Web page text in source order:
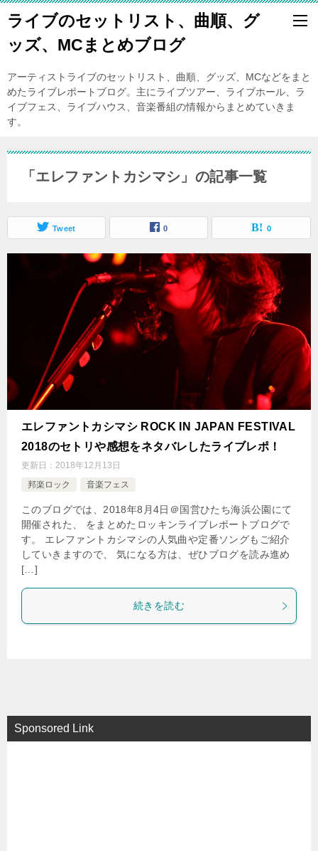
ライブのセットリスト、曲順、グ
ッズ、MCまとめブログ
アーティストライブのセットリスト、曲順、グッズ、MCなどをまと
めたライブレポートブログ。主にライブツアー、ライブホール、ラ
イブフェス、ライブハウス、音楽番組の情報からまとめていきま
す。
「エレファントカシマシ」の記事一覧
Tweet 0 0
エレファントカシマシ ROCK IN JAPAN FESTIVAL
2018のセトリや感想をネタバレしたライブレポ！
更新日： 2018年12月13日
邦楽ロック
音楽フェス
このブログでは、2018年8月4日＠国営ひたち海浜公園にて
開催された、 をまとめたロッキンライブレポートブログで
す。 エレファントカシマシの人気曲や定番ソングもご紹介
していきますので、 気になる方は、ぜひブログを読み進め
[…]
続きを読む
Sponsored Link